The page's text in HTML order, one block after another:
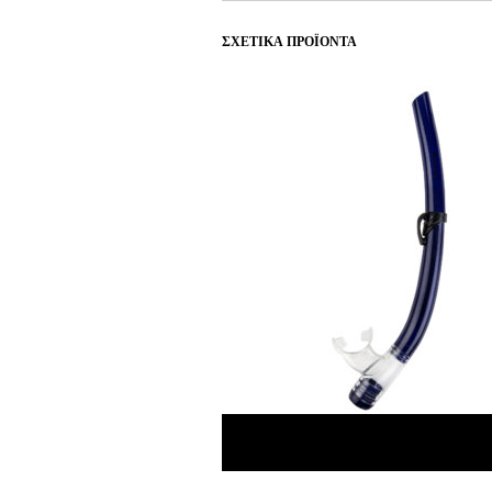
ΣΧΕΤΙΚΆ ΠΡΟΪΌΝΤΑ